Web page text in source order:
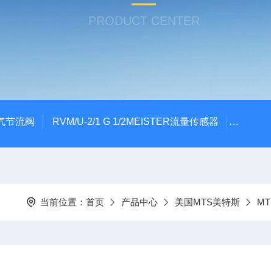
PRODUCT CENTER
节流阀 RVM/U-2/1 G 1/2MEISTER流量传感器
当前位置： 首页 产品中心 美国MTS美特斯